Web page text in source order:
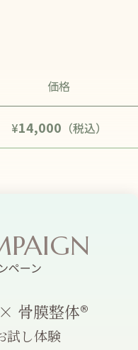
価格
¥14,000 （税込）
ペーン
骨膜整体®
試し体験